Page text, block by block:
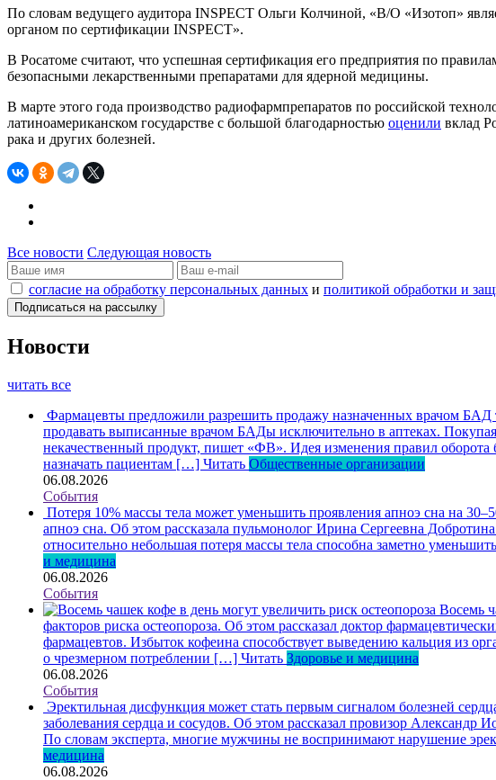
По словам ведущего аудитора INSPECT Ольги Колчиной, «В/О «Изотоп»
органом по сертификации INSPECT».
В Росатоме считают, что успешная сертификация его предприятия по
безопасными лекарственными препаратами для ядерной медицины.
В марте этого года производство радиофармпрепаратов по российской
латиноамериканском государстве с большой благодарностью оценили вклад
рака и других болезней.
Все новости Следующая новость
согласие на обработку персональных данных и политикой обработки и
Новости
читать все
Фармацевты предложили разрешить продажу назначенных врачом БАД
продавать выписанные врачом БАДы исключительно в аптеках.
некачественный продукт, пишет «ФВ». Идея изменения правил
назначать пациентам […] Читать Общественные организации
06.08.2026
События
Потеря 10% массы тела может уменьшить проявления апноэ сна на
апноэ сна. Об этом рассказала пульмонолог Ирина Сергеевна
относительно небольшая потеря массы тела способна заметно
и медицина
06.08.2026
События
Восемь
факторов риска остеопороза. Об этом рассказал доктор
фармацевтов. Избыток кофеина способствует выведению кальция из
о чрезмерном потреблении […] Читать Здоровье и медицина
06.08.2026
События
Эректильная дисфункция может стать первым сигналом болезней
заболевания сердца и сосудов. Об этом рассказал провизор
По словам эксперта, многие мужчины не воспринимают нарушение
медицина
06.08.2026